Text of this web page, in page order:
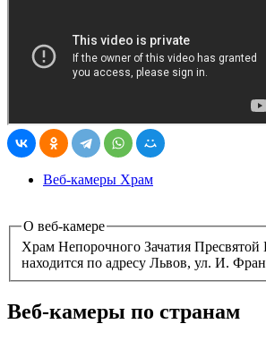
Веб-камеры Храм
О веб-камере
Храм Непорочного Зачатия
находится по адресу Львов, ул. И.
Веб-камеры по странам